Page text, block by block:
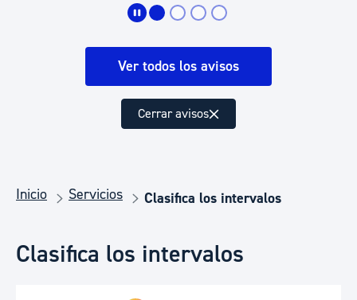
Ver todos los avisos
Cerrar avisos
Inicio Servicios Clasifica los intervalos
Clasifica los intervalos